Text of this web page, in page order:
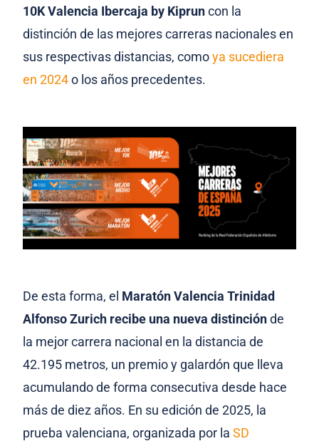
10K Valencia Ibercaja by Kipruncon la
distinción de las mejores carreras nacionales en
sus respectivas distancias, comoya sucediera
en 2024o los años precedentes.
De esta forma, el Maratón Valencia Trinidad
Alfonso Zurich recibe una nueva distinciónde
la mejor carrera nacional en la distancia de
42.195 metros, un premio y galardón que lleva
acumulando de forma consecutiva desde hace
más de diez años. En su edición de 2025, la
prueba valenciana, organizada por laSD